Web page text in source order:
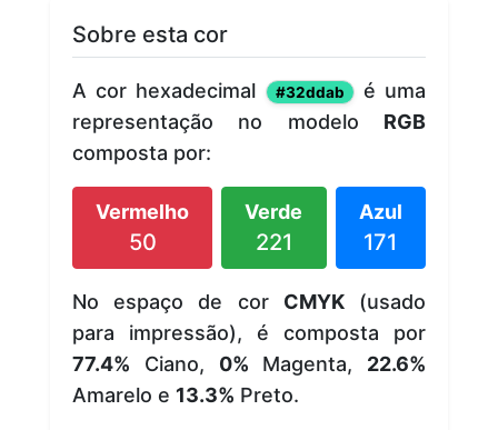
Sobre esta cor
A cor hexadecimal #32ddab
é uma
representação no modelo RGB
composta por:
Vermelho
50
Verde
221
Azul
171
No espaço de cor CMYK(usado
para impressão), é composta por
77.4% Ciano, 0% Magenta, 22.6%
Amarelo e 13.3% Preto.